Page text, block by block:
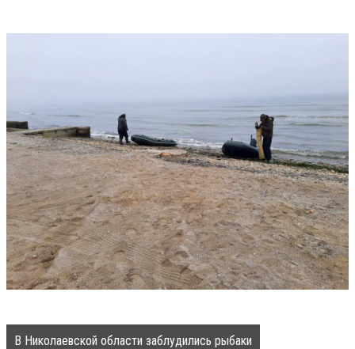
В Николаевской области заблудились рыбаки